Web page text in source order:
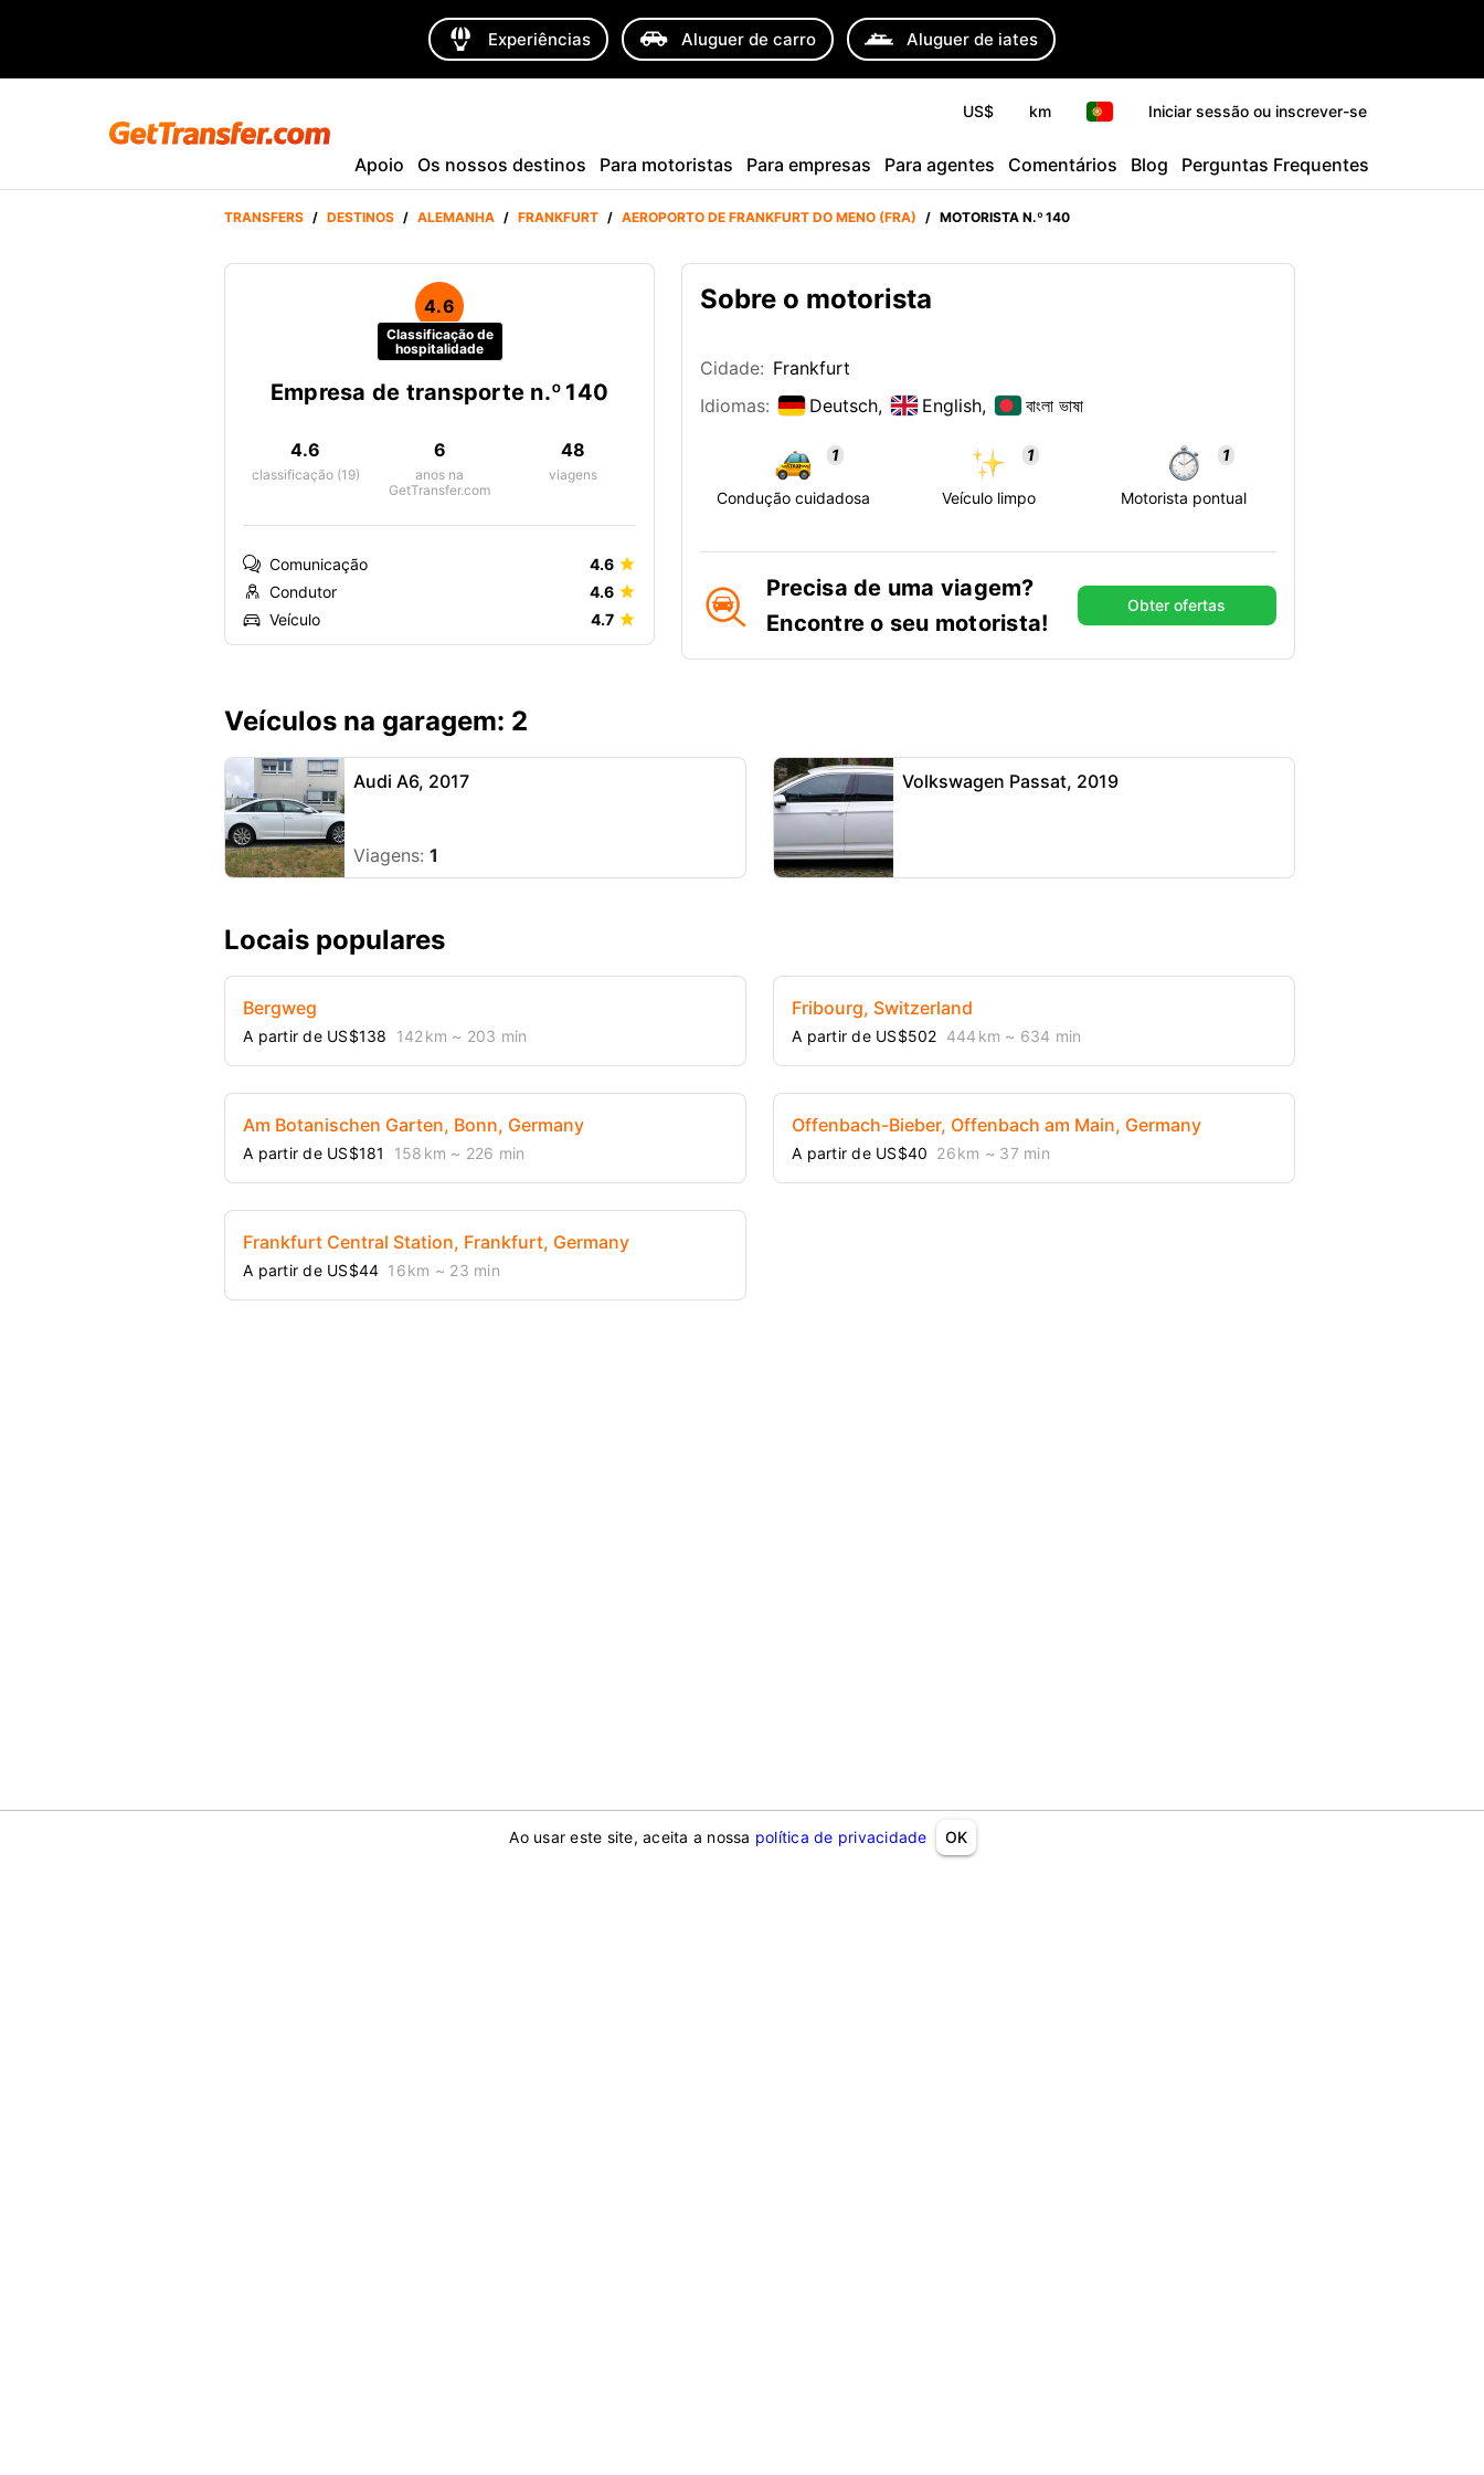
Ao usar este site, aceita a nossa política de privacidade OK
Experiências Aluguer de carro Aluguer de iates
US$ km Iniciar sessão ou inscrever-se
Apoio Os nossos destinos Para motoristas Para empresas Para agentes Comentários Blog Perguntas Frequentes
TRANSFERS / DESTINOS / ALEMANHA / FRANKFURT / AEROPORTO DE FRANKFURT DO MENO (FRA) / MOTORISTA N.º 140
4.6
Classificação de
hospitalidade
Empresa de transporte n.º 140
4.6
classificação (19)
6
anos na
GetTransfer.com
48
viagens
Comunicação
4.6
Condutor
4.6
Veículo
4.7
Sobre o motorista
Cidade: Frankfurt
Idiomas:
Deutsch, English, বাংলা ভাষা
1
Condução cuidadosa
1
Veículo limpo
1
Motorista pontual
Precisa de uma viagem?
Encontre o seu motorista!
Obter ofertas
Veículos na garagem: 2
Audi A6, 2017
Viagens: 1
Volkswagen Passat, 2019
Locais populares
Bergweg
A partir de US$138 142 km ~ 203 min
Fribourg, Switzerland
A partir de US$502 444 km ~ 634 min
Am Botanischen Garten, Bonn, Germany
A partir de US$181 158 km ~ 226 min
Offenbach-Bieber, Offenbach am Main, Germany
A partir de US$40 26 km ~ 37 min
Frankfurt Central Station, Frankfurt, Germany
A partir de US$44 16 km ~ 23 min